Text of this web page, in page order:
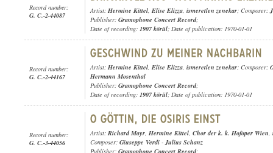
Record number:
G. C.-2-44087
Artist: Hermine Kittel, Elise Elizza, ismeretlen zenekar; Composer:
Publisher: Gramophone Concert Record;
Date of recording: 1907 körül; Date of publication: 1970-01-01
Record number:
G. C.-2-44167
Artist: Hermine Kittel, Elise Elizza, ismeretlen zenekar; Composer:
Hermann Mosenthal
Publisher: Gramophone Concert Record;
Date of recording: 1907 körül; Date of publication: 1970-01-01
Record number:
G. C.-3-44056
Artist: Richard Mayr, Hermine Kittel, Chor der k. k. Hofoper Wien,
Composer: Giuseppe Verdi -Julius Schanz
Publisher: Gramophone Concert Record;